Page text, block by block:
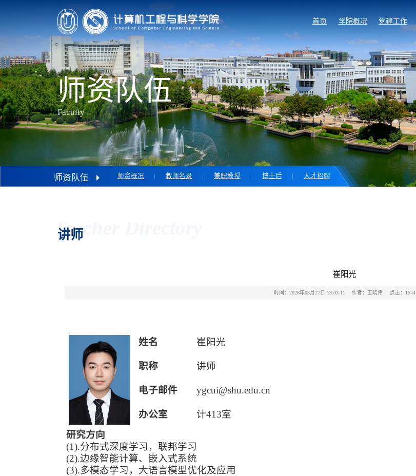
首页 学院概况 党建工作
师资队伍
Faculty
师资队伍 师资概况 教师名录 兼职教授 博士后 人才招聘
Teacher Directory
讲师
崔阳光
时间：2026年03月27日 13:03:11 作者：王晓伟 点击： 1544
姓名 崔阳光
职称 讲师
电子邮件 ygcui@shu.edu.cn
办公室
计413室
研究方向
(1).分布式深度学习，联邦学习
(2).边缘智能计算、嵌入式系统
(3).多模态学习，大语言模型优化及应用